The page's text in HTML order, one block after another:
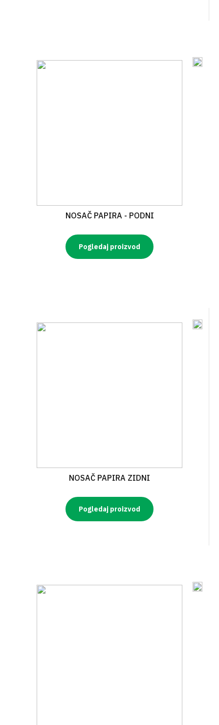
NOSAČ PAPIRA - PODNI
Pogledaj proizvod
NOSAČ PAPIRA ZIDNI
Pogledaj proizvod